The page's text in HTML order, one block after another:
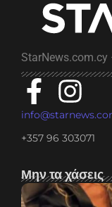
StarNews.com.cy
+357 96 303071
Μην τα χάσεις